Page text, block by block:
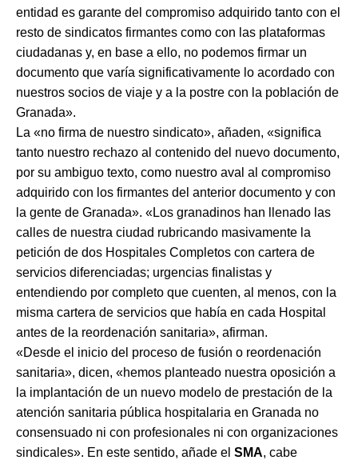
entidad es garante del compromiso adquirido tanto con el
resto de sindicatos firmantes como con las plataformas
ciudadanas y, en base a ello, no podemos firmar un
documento que varía significativamente lo acordado con
nuestros socios de viaje y a la postre con la población de
Granada».
La «no firma de nuestro sindicato», añaden, «significa
tanto nuestro rechazo al contenido del nuevo documento,
por su ambiguo texto, como nuestro aval al compromiso
adquirido con los firmantes del anterior documento y con
la gente de Granada». «Los granadinos han llenado las
calles de nuestra ciudad rubricando masivamente la
petición de dos Hospitales Completos con cartera de
servicios diferenciadas; urgencias finalistas y
entendiendo por completo que cuenten, al menos, con la
misma cartera de servicios que había en cada Hospital
antes de la reordenación sanitaria», afirman.
«Desde el inicio del proceso de fusión o reordenación
sanitaria», dicen, «hemos planteado nuestra oposición a
la implantación de un nuevo modelo de prestación de la
atención sanitaria pública hospitalaria en Granada no
consensuado ni con profesionales ni con organizaciones
sindicales». En este sentido, añade el SMA, cabe